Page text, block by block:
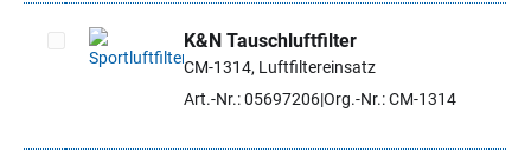
Artikel auswählen
K&N Tauschluftfilter
CM-1314, Luftfiltereinsatz
Art.-Nr.: 05697206Org.-Nr.: CM-1314